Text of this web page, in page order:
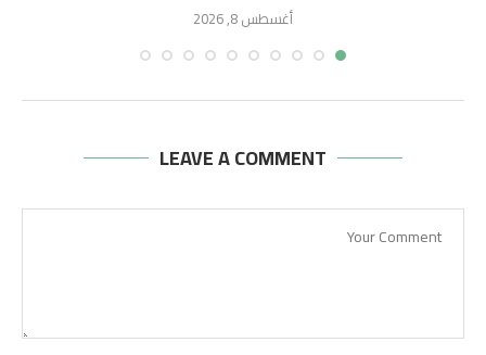
أغسطس 8, 2026
LEAVE A COMMENT